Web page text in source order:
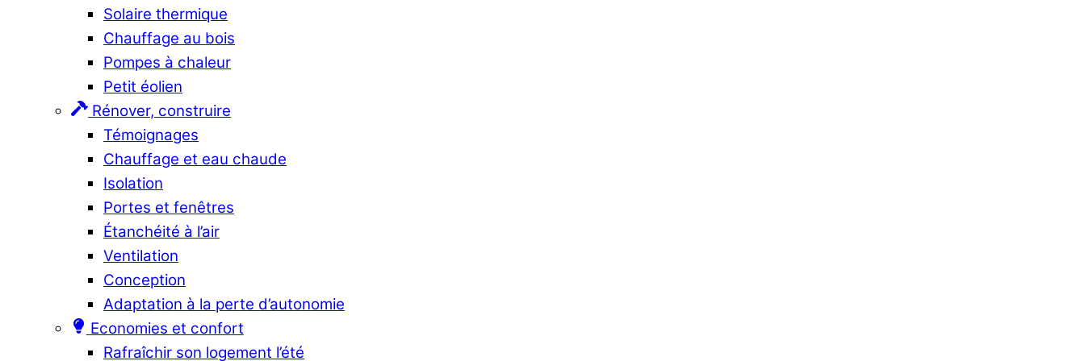
Solaire thermique
Chauffage au bois
Pompes à chaleur
Petit éolien
Rénover, construire
Témoignages
Chauffage et eau chaude
Isolation
Portes et fenêtres
Étanchéité à l’air
Ventilation
Conception
Adaptation à la perte d’autonomie
Economies et confort
Rafraîchir son logement l’été